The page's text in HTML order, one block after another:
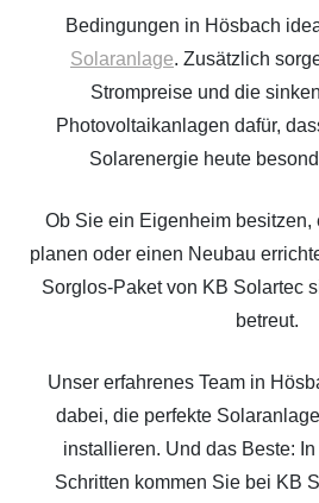
Bedingungen in Hösbach
Solaranlage. Zusätzlich
Strompreise und die
Photovoltaikanlagen dafür,
Solarenergie heute
Ob Sie ein Eigenheim besitzen,
planen oder einen Neubau
Sorglos-Paket von KB Solartec
betreut.
Unser erfahrenes Team in
dabei, die perfekte
installieren. Und das Beste:
Schritten kommen Sie bei KB